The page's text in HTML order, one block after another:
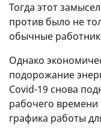
Тогда этот
против было не
обычные
Однако
подорожание
Covid-19 снова
рабочего времени
графика работы